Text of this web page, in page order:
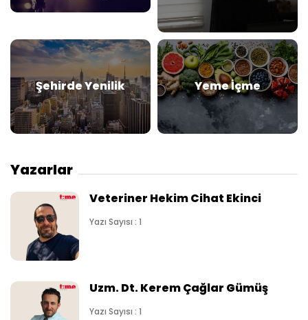
Şehirde Yenilik Yeme İçme
Yazarlar
Veteriner Hekim Cihat Ekinci
Yazı Sayısı : 1
Uzm. Dt. Kerem Çağlar Gümüş
Yazı Sayısı : 1